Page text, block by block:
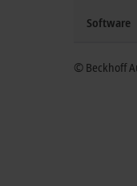
Software
© Beckhoff